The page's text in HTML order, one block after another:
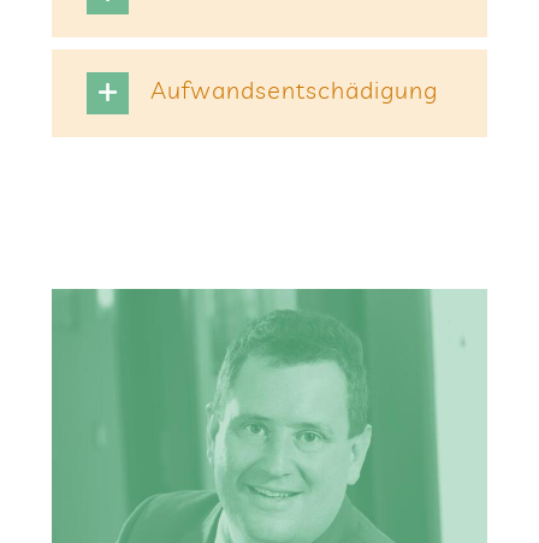
Auf­wands­ent­schä­di­gung
–
Jörg Brö­mer
Prä­si­dent der IHK Wiesbaden
Schirm­herr von WiesPaten